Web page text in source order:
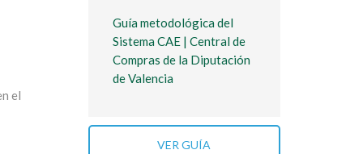
el
Guía metodológica del
Sistema CAE | Central de
Compras de la Diputación
de Valencia
VER GUÍA